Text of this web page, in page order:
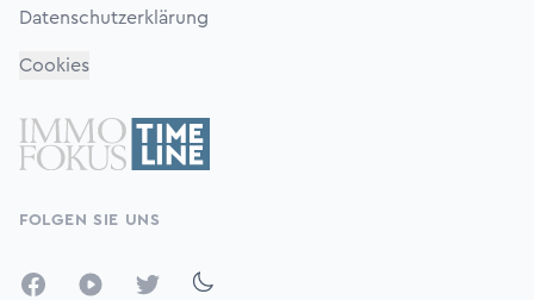
Datenschutzerklärung
Cookies
FOLGEN SIE UNS
FacebookYouTubeTwitter